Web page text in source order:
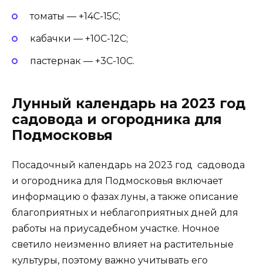
томаты — +14С-15С;
кабачки — +10С-12С;
пастернак — +3С-10С.
Лунный календарь на 2023 год
садовода и огородника для
Подмосковья
Посадочный календарь на 2023 год садовода
и огородника для Подмосковья включает
информацию о фазах луны, а также описание
благоприятных и неблагоприятных дней для
работы на приусадебном участке. Ночное
светило неизменно влияет на растительные
культуры, поэтому важно учитывать его